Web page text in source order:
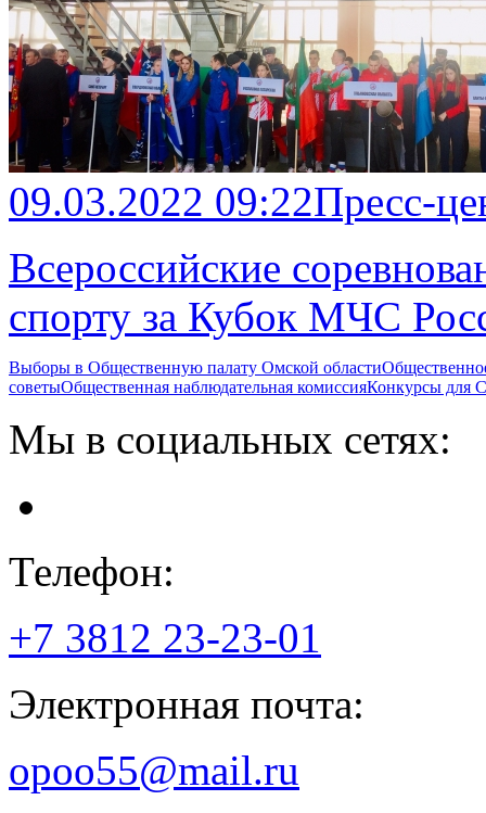
09.03.2022 09:22Пресс-
Всероссийские
спорту за Кубок МЧС
Выборы в Общественную палату Омской области
советыОбщественная наблюдательная комиссияКонкурсы
Мы в социальных сетях:
Телефон:
+7 3812 23-23-01
Электронная почта:
opoo55@mail.ru